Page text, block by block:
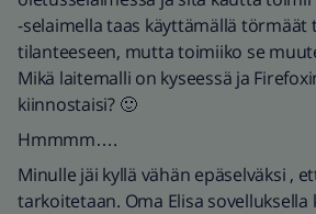
-selaimella taas käyttämällä törmäät
tilanteeseen, mutta toimiiko se
Mikä laitemalli on kyseessä ja
kiinnostaisi? 🙂
Hmmmm….
Minulle jäi kyllä vähän epäselväksi ,
tarkoitetaan. Oma Elisa sovelluksella